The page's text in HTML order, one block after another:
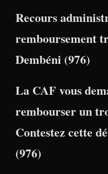
Recours
remboursement
Dembéni (976)
La CAF vous
rembourser un
Contestez cette
(976)